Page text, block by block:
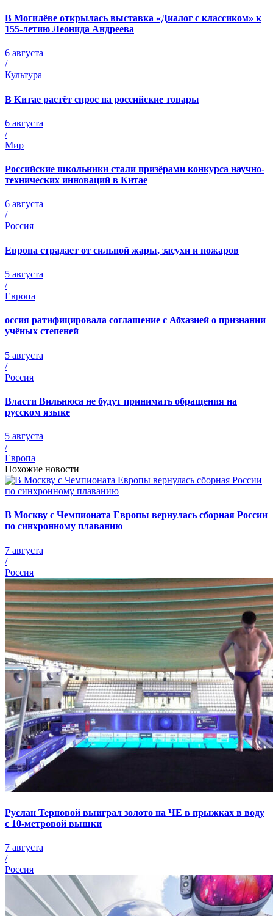
В Могилёве открылась выставка «Диалог с классиком» к
155-летию Леонида Андреева
6 августа
/
Культура
В Китае растёт спрос на российские товары
6 августа
/
Мир
Российские школьники стали призёрами конкурса научно-
технических инноваций в Китае
6 августа
/
Россия
Европа страдает от сильной жары, засухи и пожаров
5 августа
/
Европа
оссия ратифицировала соглашение с Абхазией о признании
учёных степеней
5 августа
/
Россия
Власти Вильнюса не будут принимать обращения на
русском языке
5 августа
/
Европа
Похожие новости
В Москву с Чемпионата Европы вернулась сборная России
по синхронному плаванию
7 августа
/
Россия
Руслан Терновой выиграл золото на ЧЕ в прыжках в воду
с 10-метровой вышки
7 августа
/
Россия